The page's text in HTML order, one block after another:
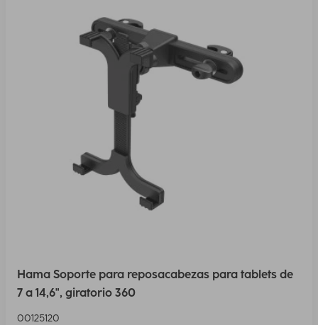
Hama Soporte para reposacabezas para tablets de
7 a 14,6", giratorio 360
00125120